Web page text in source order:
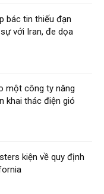
bác tin thiếu đạn
với Iran, đe dọa
một công ty năng
khai thác điện gió
kiện về quy định